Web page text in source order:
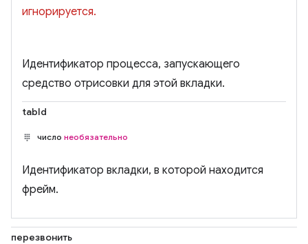
игнорируется.
Идентификатор процесса, запускающего
средство отрисовки для этой вкладки.
tabId
число необязательно
Идентификатор вкладки, в которой находится
фрейм.
перезвонить